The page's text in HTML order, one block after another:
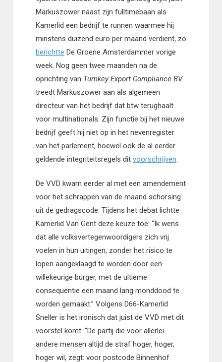
Markuszower naast zijn fulltimebaan als
Kamerlid een bedrijf te runnen waarmee hij
minstens duizend euro per maand verdient, zo
berichtte De Groene Amsterdammer vorige
week. Nog geen twee maanden na de
oprichting van Turnkey Export Compliance BV
treedt Markuszower aan als algemeen
directeur van het bedrijf dat btw terughaalt
voor multinationals. Zijn functie bij het nieuwe
bedrijf geeft hij niet op in het nevenregister
van het parlement, hoewel ook de al eerder
geldende integriteitsregels dit voorschrijven
De VVD kwam eerder al met een amendement
voor het schrappen van de maand schorsing
uit de gedragscode. Tijdens het debat lichtte
Kamerlid Van Gent deze keuze toe: “Ik wens
dat alle volksvertegenwoordigers zich vrij
voelen in hun uitingen, zonder het risico te
lopen aangeklaagd te worden door een
willekeurige burger, met de ultieme
consequentie een maand lang monddood te
worden gemaakt.” Volgens D66-Kamerlid
Sneller is het ironisch dat juist de VVD met dit
voorstel komt: “De partij die voor allerlei
andere mensen altijd de straf hoger, hoger,
hoger wil, zegt: voor postcode Binnenhof